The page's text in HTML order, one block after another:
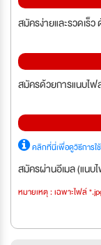
สมัครง่ายและรวดเร็
สมัครด้วยการแนบไฟ
คลิกที่นี่เพื่อดูวิธีการใ
สมัครผ่านอีเมล (แนบ
หมายเหตุ : เฉพาะไฟล์